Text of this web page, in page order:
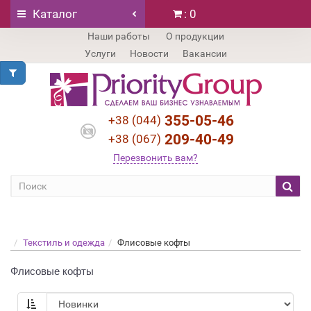
Наши работы
О продукции
Услуги
Новости Вакансии
+38 (044) 355-05-46
+38 (067) 209-40-49
Перезвонить вам?
Каталог : 0
Текстиль и одежда Флисовые кофты
Флисовые кофты